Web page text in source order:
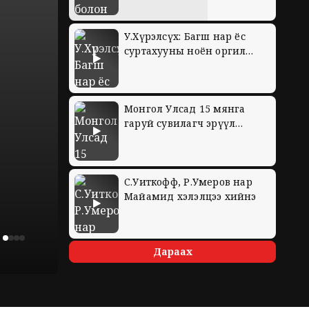
У.Хүрэлсүх: Багш нар ёс
суртахууны ноён оргил
Монгол Улсад 15 мянга
гаруй сувилагч эрүүл
хүргэж байна
С.Уиткофф, Р.Умеров нар
Майамид хэлэлцээ хийнэ
Дараах